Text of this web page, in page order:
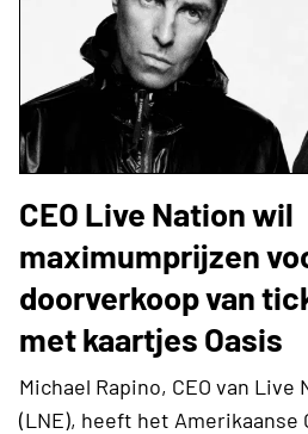
CEO Live Nation wil
maximumprijzen
doorverkoop van
met kaartjes Oasis
Michael Rapino, CEO van
(LNE), heeft het Amerikaanse